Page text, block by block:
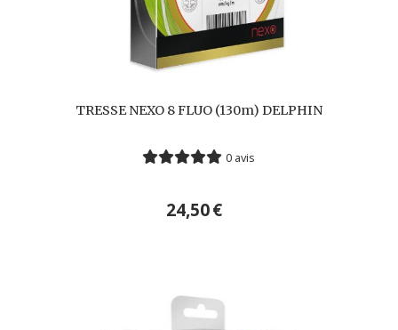
TRESSE NEXO 8 FLUO (130m) DELPHIN
0 avis
24,50€